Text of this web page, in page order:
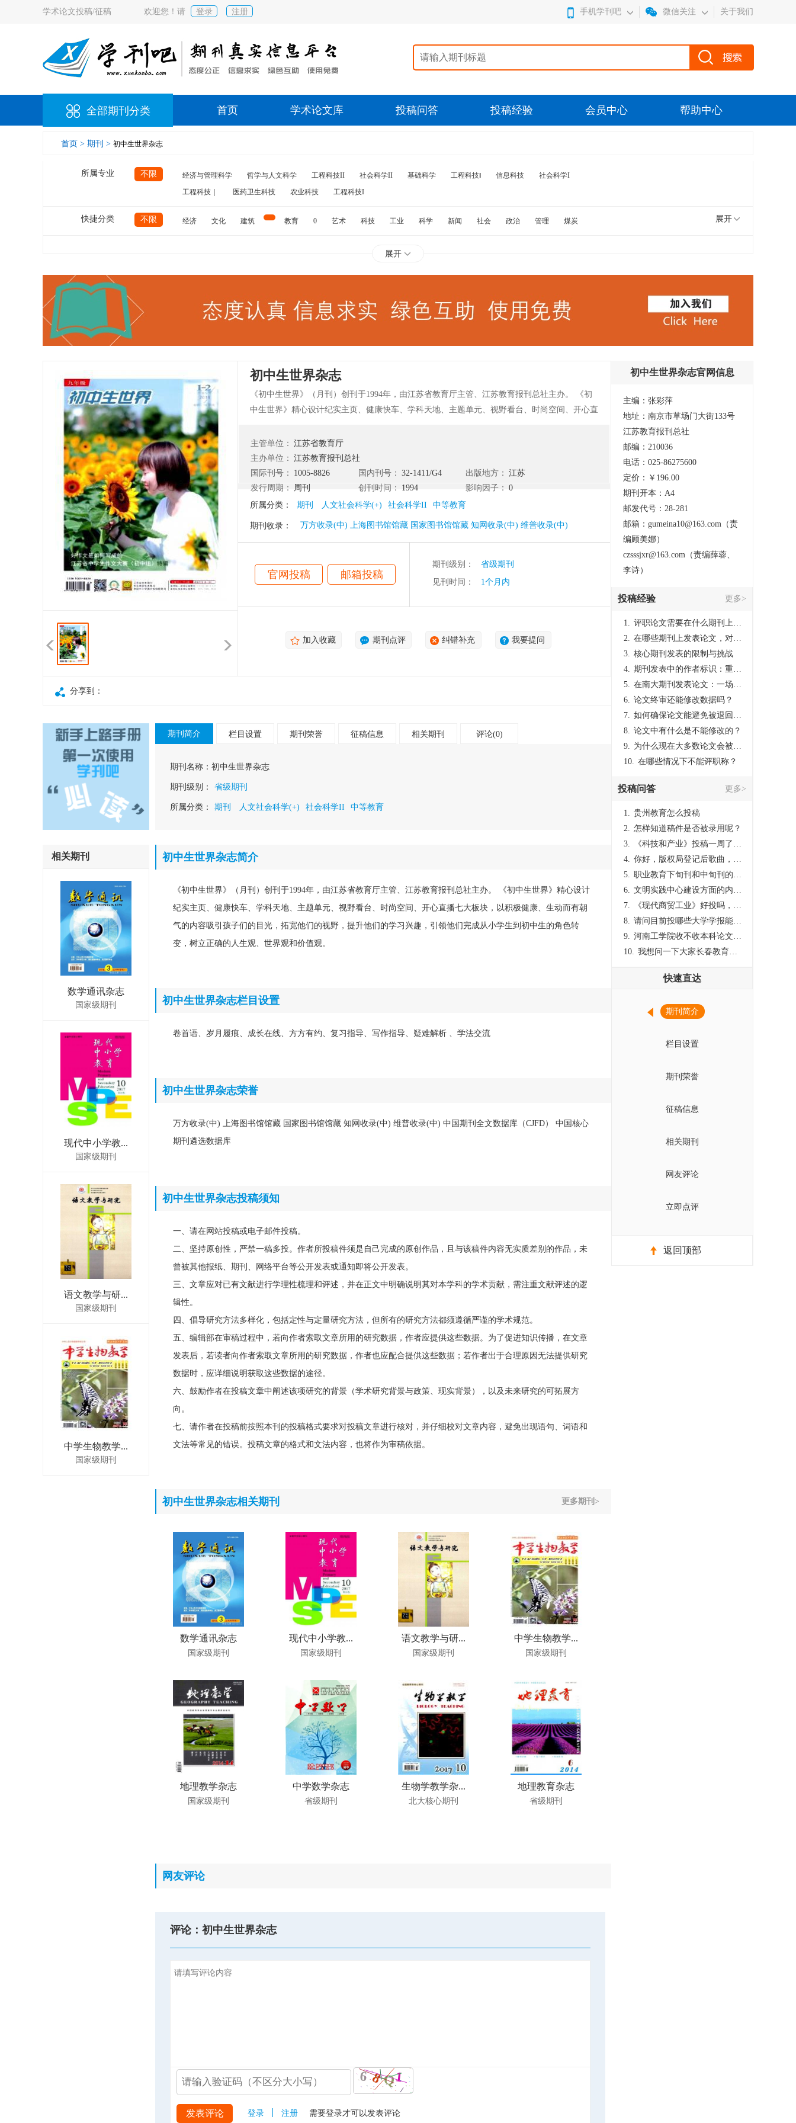
学术论文投稿/征稿 欢迎您！请 登录 注册 手机学刊吧 微信关注 关于我们
全部期刊分类 首页 学术论文库 投稿问答 投稿经验 会员中心 帮助中心
首页 > 期刊 > 初中生世界杂志
所属专业 不限 经济与管理科学 哲学与人文科学 工程科技II 社会科学II 基础科学 工程科技‖ 信息科技
社会科学I
工程科技｜
医药卫生科技 农业科技 工程科技I
快捷分类 不限 经济 文化 建筑 教育 0 艺术 科技 工业 科学 新闻 社会 政治 管理
煤炭
展开
展开
初中生世界杂志
《初中生世界》（月刊）创刊于1994年，由江苏省教育厅主管、江苏教育报刊总社主办。 《初
中生世界》精心设计纪实主页、健康快车、学科天地、主题单元、视野看台、时尚空间、开心直
的学习兴趣，引领他们完成从小学生到初中生的角色转变，树立正确的人生观、世界观和价值
观。
主管单位： 江苏省教育厅
主办单位： 江苏教育报刊总社
国际刊号：
1005-8826 国内刊号： 32-1411/G4 出版地方：
江苏
发行周期：
周刊 创刊时间： 1994 影响因子：
0
所属分类：
期刊 人文社会科学(+) 社会科学II 中等教育
期刊收录： 万方收录(中) 上海图书馆馆藏 国家图书馆馆藏 知网收录(中) 维普收录(中)
官网投稿 邮箱投稿
期刊级别：
省级期刊
见刊时间：
1个月内
加入收藏 期刊点评 纠错补充 我要提问
分享到：
相关期刊
数学通讯杂志
国家级期刊
现代中小学教...
国家级期刊
语文教学与研...
国家级期刊
中学生物教学...
国家级期刊
期刊简介 栏目设置 期刊荣誉 征稿信息 相关期刊 评论(0)
期刊名称： 初中生世界杂志
期刊级别： 省级期刊
所属分类： 期刊 人文社会科学(+) 社会科学II 中等教育
初中生世界杂志简介
《初中生世界》（月刊）创刊于1994年，由江苏省教育厅主管、江苏教育报刊总社主办。 《初中生世界》精心设计
纪实主页、健康快车、学科天地、主题单元、视野看台、时尚空间、开心直播七大板块，以积极健康、生动而有朝
气的内容吸引孩子们的目光，拓宽他们的视野，提升他们的学习兴趣，引领他们完成从小学生到初中生的角色转
变，树立正确的人生观、世界观和价值观。
初中生世界杂志栏目设置
卷首语、岁月履痕、成长在线、方方有约、复习指导、写作指导、疑难解析 、学法交流
初中生世界杂志荣誉
万方收录(中) 上海图书馆馆藏 国家图书馆馆藏 知网收录(中) 维普收录(中) 中国期刊全文数据库（CJFD） 中国核心
期刊遴选数据库
初中生世界杂志投稿须知
一、请在网站投稿或电子邮件投稿。
二、坚持原创性，严禁一稿多投。作者所投稿件须是自己完成的原创作品，且与该稿件内容无实质差别的作品，未
曾被其他报纸、期刊、网络平台等公开发表或通知即将公开发表。
三、文章应对已有文献进行学理性梳理和评述，并在正文中明确说明其对本学科的学术贡献，需注重文献评述的逻
辑性。
四、倡导研究方法多样化，包括定性与定量研究方法，但所有的研究方法都须遵循严谨的学术规范。
五、编辑部在审稿过程中，若向作者索取文章所用的研究数据，作者应提供这些数据。为了促进知识传播，在文章
发表后，若读者向作者索取文章所用的研究数据，作者也应配合提供这些数据；若作者出于合理原因无法提供研究
数据时，应详细说明获取这些数据的途径。
六、鼓励作者在投稿文章中阐述该项研究的背景（学术研究背景与政策、现实背景），以及未来研究的可拓展方
向。
七、请作者在投稿前按照本刊的投稿格式要求对投稿文章进行核对，并仔细校对文章内容，避免出现语句、词语和
文法等常见的错误。投稿文章的格式和文法内容，也将作为审稿依据。
初中生世界杂志相关期刊 更多期刊>
数学通讯杂志
国家级期刊
现代中小学教...
国家级期刊
语文教学与研...
国家级期刊
中学生物教学...
国家级期刊
地理教学杂志
国家级期刊
中学数学杂志
省级期刊
生物学教学杂...
北大核心期刊
地理教育杂志
省级期刊
网友评论
评论：初中生世界杂志
发表评论 登录 注册 需要登录才可以发表评论
初中生世界杂志官网信息
主编：张彩萍
地址：南京市草场门大街133号
江苏教育报刊总社
邮编：210036
电话：025-86275600
定价：￥196.00
期刊开本：A4
邮发代号：28-281
邮箱：gumeina10@163.com（责
编顾美娜）
czsssjxr@163.com（责编薛蓉、
李诗）
投稿经验 更多>
1. 评职论文需要在什么期刊上发表？
2. 在哪些期刊上发表论文，对考研有优势？
3. 核心期刊发表的限制与挑战
4. 期刊发表中的作者标识：重要性与实践
5. 在南大期刊发表论文：一场知识探索与学术成就的旅程
6. 论文终审还能修改数据吗？
7. 如何确保论文能避免被退回：关键条件与策略
8. 论文中有什么是不能修改的？
9. 为什么现在大多数论文会被评判为AI撰写？（深度剖析查重机制下的困境与出路）
10. 在哪些情况下不能评职称？
投稿问答 更多>
1. 贵州教育怎么投稿
2. 怎样知道稿件是否被录用呢？
3.
《科技和产业》投稿一周了仍是“已发回执”状态，这是什么意思？什么时候外审？
4. 你好，版权局登记后歌曲，这里能否发表
5. 职业教育下旬刊和中旬刊的国内刊号一样，他们有什么区别，两本刊物都是真的吗？
6. 文明实践中心建设方面的内容适合那种期刊
7.
《现代商贸工业》好投吗，版面费多少？
8. 请问目前投哪些大学学报能较快出刊啊
9. 河南工学院收不收本科论文呀？
10. 我想问一下大家长春教育学院学报是本科学报吗？
快速直达
期刊简介
栏目设置
期刊荣誉
征稿信息
相关期刊
网友评论
立即点评
返回顶部